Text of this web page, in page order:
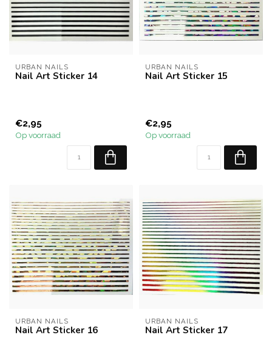
URBAN NAILS
Nail Art Sticker 14
€2,95
Op voorraad
URBAN NAILS
Nail Art Sticker 15
€2,95
Op voorraad
URBAN NAILS
Nail Art Sticker 16
URBAN NAILS
Nail Art Sticker 17